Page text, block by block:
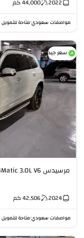
2022
44,000كم
مواصفات سعودي•متاحة للتمويل
سعر جيد
مرسيدس GLS450 4Matic 3.0L V6
2024
42,506كم
مواصفات سعودي•متاحة للتمويل